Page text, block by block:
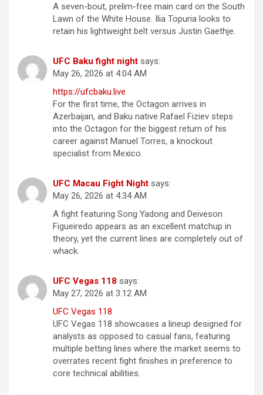
A seven-bout, prelim-free main card on the South
Lawn of the White House. Ilia Topuria looks to
retain his lightweight belt versus Justin Gaethje.
UFC Baku fight night says:
May 26, 2026 at 4:04 AM
https://ufcbaku.live
For the first time, the Octagon arrives in
Azerbaijan, and Baku native Rafael Fiziev steps
into the Octagon for the biggest return of his
career against Manuel Torres, a knockout
specialist from Mexico.
UFC Macau Fight Night says:
May 26, 2026 at 4:34 AM
A fight featuring Song Yadong and Deiveson
Figueiredo appears as an excellent matchup in
theory, yet the current lines are completely out of
whack.
UFC Vegas 118 says:
May 27, 2026 at 3:12 AM
UFC Vegas 118
UFC Vegas 118 showcases a lineup designed for
analysts as opposed to casual fans, featuring
multiple betting lines where the market seems to
overrates recent fight finishes in preference to
core technical abilities.